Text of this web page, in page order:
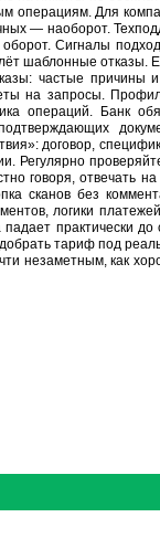
операциям. Для
— наоборот.
Сигналы
шаблонные отказы.
частые причины
на запросы.
операций. Банк
договор,
Регулярно
говоря, отвечать
сканов без
логики
практически до
тариф под
незаметным, как